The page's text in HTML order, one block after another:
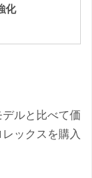
化
ルと比べて価
ックスを購入